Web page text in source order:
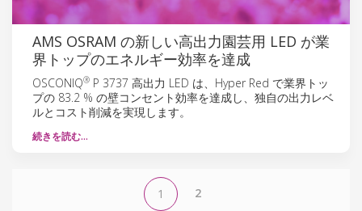
AMS OSRAM の新しい高出力園芸用 LED が業
界トップのエネルギー効率を達成
OSCONIQ® P 3737 高出力 LED は、Hyper Red で業界トッ
プの 83.2 % の壁コンセント効率を達成し、独自の出力レベ
ルとコスト削減を実現します。
続きを読む…
1 2